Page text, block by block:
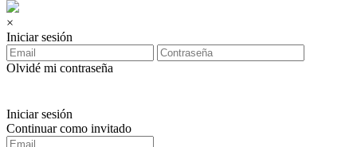
×
Iniciar sesión
Olvidé mi contraseña
Iniciar sesión
Continuar como invitado